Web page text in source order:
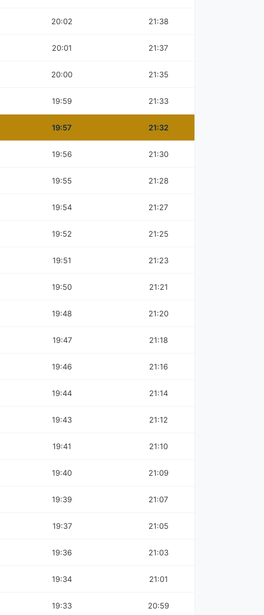
20:02 21:38
20:01 21:37
20:00 21:35
19:59 21:33
19:57 21:32
19:56 21:30
19:55 21:28
19:54 21:27
19:52 21:25
19:51 21:23
19:50 21:21
19:48 21:20
19:47 21:18
19:46 21:16
19:44 21:14
19:43 21:12
19:41 21:10
19:40 21:09
19:39 21:07
19:37 21:05
19:36 21:03
19:34 21:01
19:33 20:59